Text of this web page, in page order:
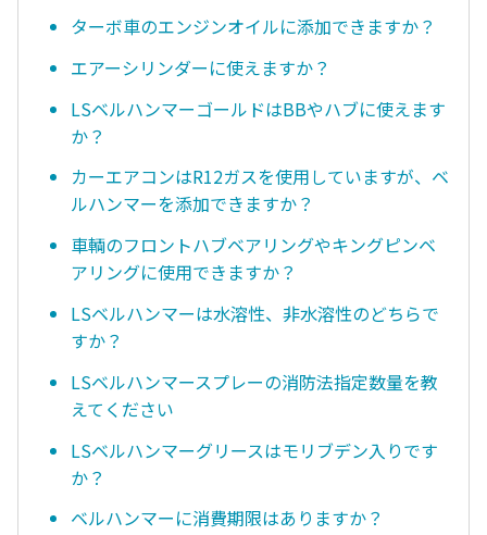
ターボ車のエンジンオイルに添加できますか？
エアーシリンダーに使えますか？
LSベルハンマーゴールドはBBやハブに使えます
か？
カーエアコンはR12ガスを使用していますが、ベ
ルハンマーを添加できますか？
車輌のフロントハブベアリングやキングピンベ
アリングに使用できますか？
LSベルハンマーは水溶性、非水溶性のどちらで
すか？
LSベルハンマースプレーの消防法指定数量を教
えてください
LSベルハンマーグリースはモリブデン入りです
か？
ベルハンマーに消費期限はありますか？